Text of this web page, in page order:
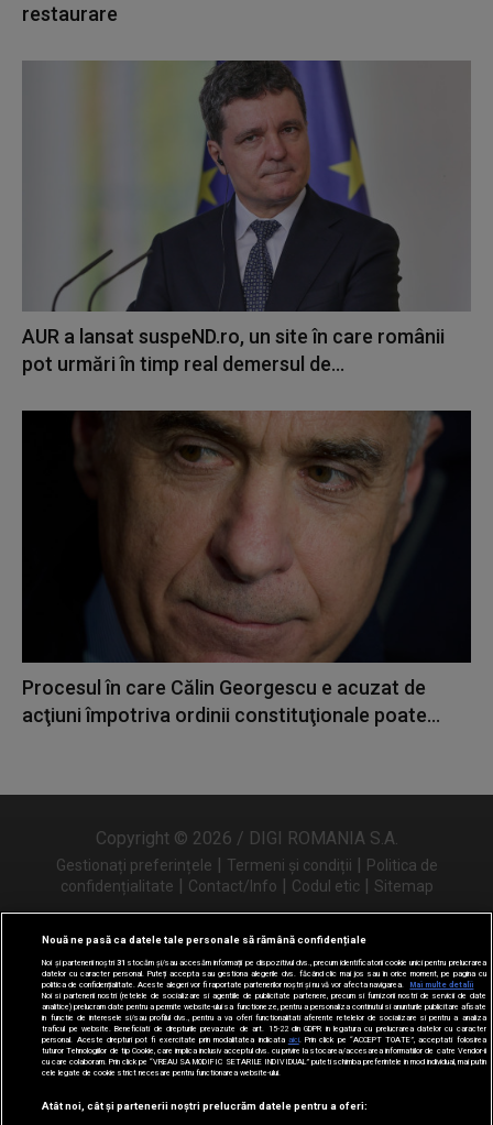
restaurare
AUR a lansat suspeND.ro, un site în care românii
pot urmări în timp real demersul de...
Procesul în care Călin Georgescu e acuzat de
acţiuni împotriva ordinii constituţionale poate...
Copyright © 2026 / DIGI ROMANIA S.A.
Gestionați preferințele | Termeni și condiții | Politica de
confidențialitate | Contact/Info | Codul etic | Sitemap
Urmărește-ne și pe
Nouă ne pasă ca datele tale personale să rămână confidențiale
Noi și partenerii noștri31 stocăm și/sau accesăm informații pe dispozitivul dvs., precum identificatorii cookie unici pentru prelucrarea
datelor cu caracter personal. Puteți accepta sau gestiona alegerile dvs. făcând clic mai jos sau în orice moment, pe pagina cu
politica de confidențialitate. Aceste alegeri vor fi raportate partenerilor noștri și nu vă vor afecta navigarea.
Mai multe detalii
Noi si partenerii nostri (retelele de socializare si agentiile de publicitate partenere, precum si furnizorii nostri de servicii de date
analitice) prelucram date pentru a permite website-ului sa functioneze, pentru a personaliza continutul si anunturile publicitare afisate
in functie de interesele si/sau profilul dvs., pentru a va oferi functionalitati aferente retelelor de socializare si pentru a analiza
traficul pe website. Beneficiati de drepturile prevazute de art. 15-22 din GDPR in legatura cu prelucrarea datelor cu caracter
personal. Aceste drepturi pot fi exercitate prin modalitatea indicata aici. Prin click pe “ACCEPT TOATE”, acceptati folosirea
tuturor Tehnologiilor de tip Cookie, care implica inclusiv acceptul dvs. cu privire la stocarea/accesarea informatiilor de catre Vendor-ii
cu care colaboram. Prin click pe “VREAU SA MODIFIC SETARILE INDIVIDUAL” puteti schimba preferintele in mod individual, mai putin
cele legate de cookie strict necesare pentru functionarea website-ului.
Atât noi, cât și partenerii noștri prelucrăm datele pentru a oferi: